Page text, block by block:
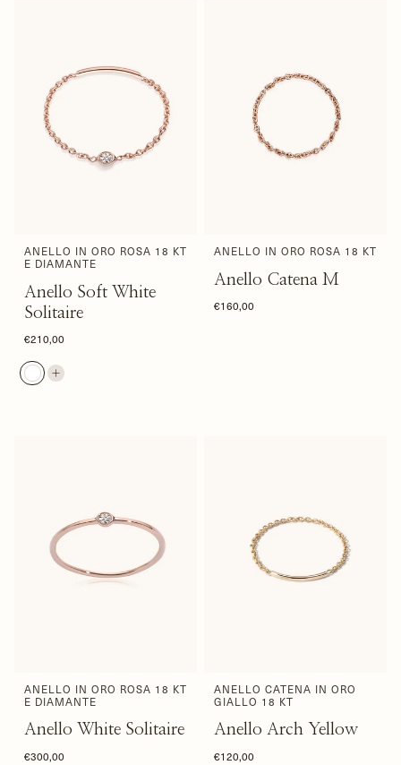
ANELLO IN ORO ROSA 18 KT
E DIAMANTE
Anello Soft White
Solitaire
€210,00
ANELLO IN ORO ROSA 18 KT
Anello Catena M
€160,00
ANELLO IN ORO ROSA 18 KT
E DIAMANTE
Anello White Solitaire
€300,00
ANELLO CATENA IN ORO
GIALLO 18 KT
Anello Arch Yellow
€120,00